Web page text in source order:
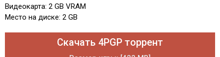
Видеокарта: 2 GB VRAM
Место на диске: 2 GB
Скачать 4PGP торрент